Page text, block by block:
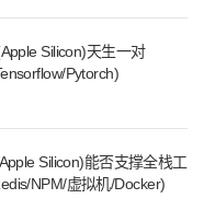
Silicon)天生一对
Pytorch)
Silicon)能否支撑全栈工
NPM/虚拟机/Docker)